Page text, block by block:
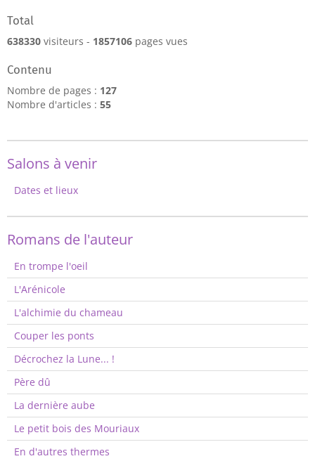
Total
638330 visiteurs - 1857106 pages vues
Contenu
Nombre de pages : 127
Nombre d'articles : 55
Salons à venir
Dates et lieux
Romans de l'auteur
En trompe l'oeil
L'Arénicole
L'alchimie du chameau
Couper les ponts
Décrochez la Lune... !
Père dû
La dernière aube
Le petit bois des Mouriaux
En d'autres thermes